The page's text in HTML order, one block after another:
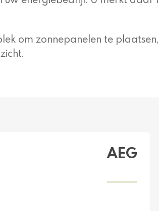
om zonnepanelen te
AEG